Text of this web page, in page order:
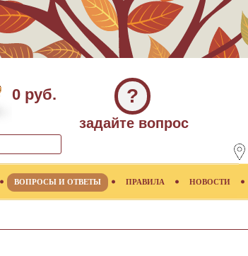
0 руб. ?
задайте вопрос
ВОПРОСЫ И ОТВЕТЫ ПРАВИЛА НОВОСТИ